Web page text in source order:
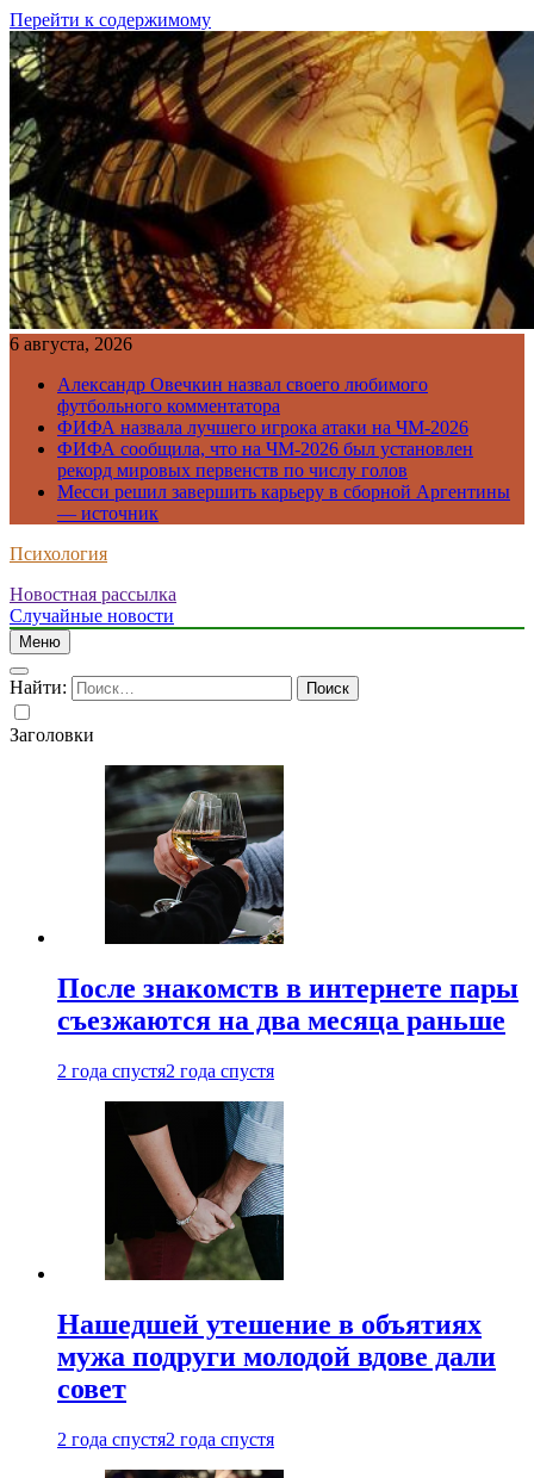
Перейти к содержимому
6 августа, 2026
Александр Овечкин назвал своего любимого
футбольного комментатора
ФИФА назвала лучшего игрока атаки на ЧМ-2026
ФИФА сообщила, что на ЧМ-2026 был установлен
рекорд мировых первенств по числу голов
Месси решил завершить карьеру в сборной Аргентины
— источник
Психология
Новостная рассылка
Случайные новости
Меню
Найти:
Заголовки
После знакомств в интернете пары
съезжаются на два месяца раньше
2 года спустя2 года спустя
Нашедшей утешение в объятиях
мужа подруги молодой вдове дали
совет
2 года спустя2 года спустя